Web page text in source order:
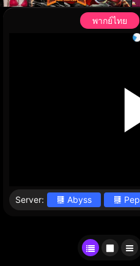
พากย์ไทย
Server: Abyss Pep